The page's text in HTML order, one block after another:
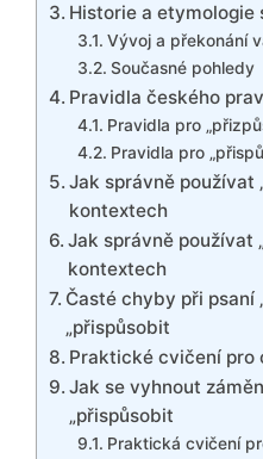
Historie a etymologie
Vývoj a překonání
Současné pohledy
Pravidla českého
Pravidla pro
Pravidla pro
Jak správně používat
kontextech
Jak správně používat
kontextech
Časté chyby při psaní
„přispůsobit
Praktické cvičení pro
Jak se vyhnout
„přispůsobit
Praktická cvičení